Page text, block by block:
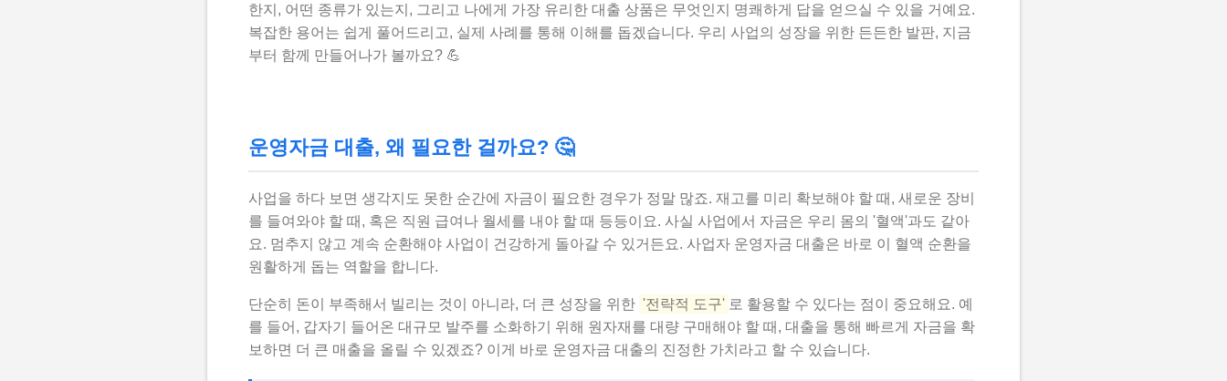
한지, 어떤 종류가 있는지, 그리고 나에게 가장 유리한 대출 상품은 무엇인지 명쾌하게 답을 얻으실 수 있을 거예요.
복잡한 용어는 쉽게 풀어드리고, 실제 사례를 통해 이해를 돕겠습니다. 우리 사업의 성장을 위한 든든한 발판, 지금
부터 함께 만들어나가 볼까요? 💪
운영자금 대출, 왜 필요한 걸까요? 🤔
사업을 하다 보면 생각지도 못한 순간에 자금이 필요한 경우가 정말 많죠. 재고를 미리 확보해야 할 때, 새로운 장비
를 들여와야 할 때, 혹은 직원 급여나 월세를 내야 할 때 등등이요. 사실 사업에서 자금은 우리 몸의 '혈액'과도 같아
요. 멈추지 않고 계속 순환해야 사업이 건강하게 돌아갈 수 있거든요. 사업자 운영자금 대출은 바로 이 혈액 순환을
원활하게 돕는 역할을 합니다.
단순히 돈이 부족해서 빌리는 것이 아니라, 더 큰 성장을 위한 '전략적 도구' 로 활용할 수 있다는 점이 중요해요. 예
를 들어, 갑자기 들어온 대규모 발주를 소화하기 위해 원자재를 대량 구매해야 할 때, 대출을 통해 빠르게 자금을 확
보하면 더 큰 매출을 올릴 수 있겠죠? 이게 바로 운영자금 대출의 진정한 가치라고 할 수 있습니다.